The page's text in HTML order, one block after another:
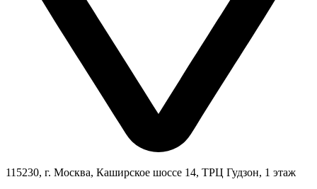
115230, г. Москва, Каширское шоссе 14, ТРЦ Гудзон, 1 этаж